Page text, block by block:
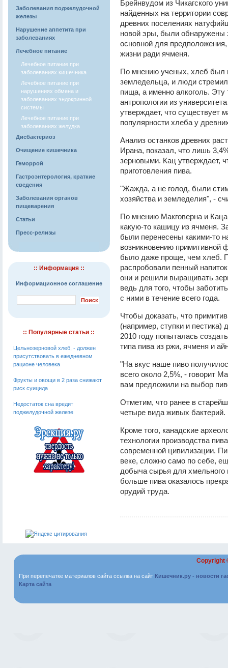
Заболевания поджелудочной
железы
Нарушение аппетита при
заболеваниях
Лечебное питание
Лечебное питание при
заболеваниях кишечника
Лечебное питание при
нарушениях обмена и
заболеваниях эндокринной
системы
Лечебное питание при
заболеваниях желудка
Дисбактериоз
Очищение кишечника
Геморрой
Гастроэнтерология, краткие
сведения
Заболевания органов
пищеварения
Статьи
Пресс-релизы
:: Информация ::
Информационное соглашение
:: Популярные статьи ::
Цельнозерновой хлеб, - должен
присутствовать в ежедневном
рационе человека
Фрукты и овощи в 2 раза снижают
риск суицида
Недостаток сна вредит
поджелудочной железе
Брейнвудом из Чикагского
найденных на территории
древних поселениях
новой эры, были обнаружены
основной для
жизни ради ячменя.
По мнению ученых, хлеб был
земледельца, и люди
пища, а именно алкоголь.
антропологии из
утверждает, что существует
популярности хлеба у
Анализ останков древних
Ирана, показал, что лишь
зерновыми. Кац утверждает,
приготовления пива.
"Жажда, а не голод, были
хозяйства и земледелия", -
По мнению Макговерна и
какую-то кашицу из ячменя.
были перенесены какими-то
возникновению примитивной
было даже проще, чем хлеб.
распробовали пенный
они и решили выращивать
ведь для того, чтобы
с ними в течение всего года.
Чтобы доказать, что
(например, ступки и пестика)
2010 году попыталась
типа пива из ржи, ячменя и
"На вкус наше пиво
всего около 2,5%, - говорит
вам предложили на выбор
Отметим, что ранее в
четыре вида живых бактерий.
Кроме того, канадские
технологии производства
современной цивилизации.
веке, сложно само по себе,
добыча сырья для хмельного
больше пива оказалось
орудий труда.
Copyright
При перепечатке материалов сайта ссылка на сайт Кишечник.ру - новости
Карта сайта